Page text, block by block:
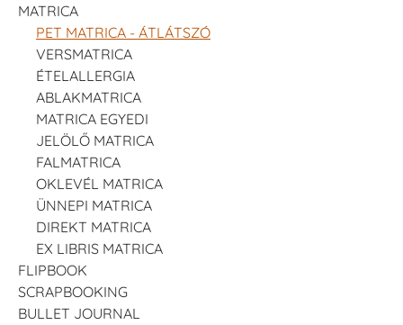
MATRICA
PET MATRICA - ÁTLÁTSZÓ
VERSMATRICA
ÉTELALLERGIA
ABLAKMATRICA
MATRICA EGYEDI
JELÖLŐ MATRICA
FALMATRICA
OKLEVÉL MATRICA
ÜNNEPI MATRICA
DIREKT MATRICA
EX LIBRIS MATRICA
FLIPBOOK
SCRAPBOOKING
BULLET JOURNAL